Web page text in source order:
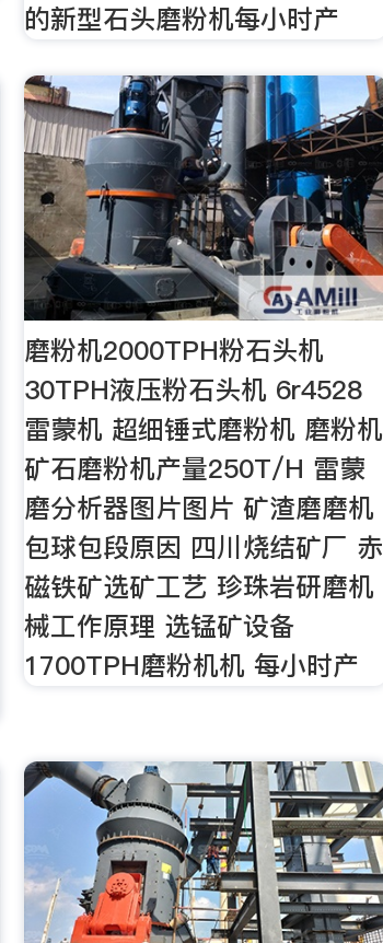
的新型石头磨粉机每小时产
磨粉机2000TPH粉石头机
30TPH液压粉石头机 6r4528
雷蒙机 超细锤式磨粉机 磨粉机
矿石磨粉机产量250T/H 雷蒙
磨分析器图片图片 矿渣磨磨机
包球包段原因 四川烧结矿厂 赤
磁铁矿选矿工艺 珍珠岩研磨机
械工作原理 选锰矿设备
1700TPH磨粉机机 每小时产